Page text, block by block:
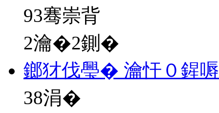
93骞崇背
2瀹�2鍘�
鎯犲伐璺� 瀹忓０鍟
38涓�